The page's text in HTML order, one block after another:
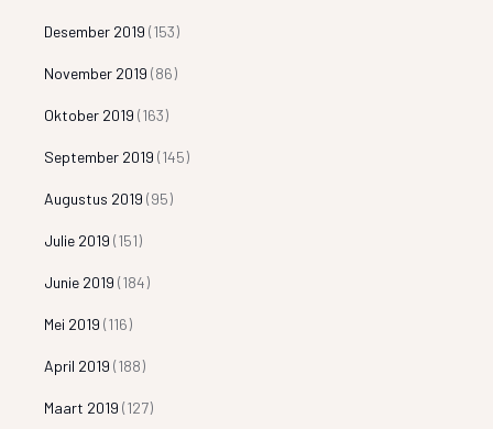
Desember 2019 (153)
November 2019 (86)
Oktober 2019 (163)
September 2019 (145)
Augustus 2019 (95)
Julie 2019 (151)
Junie 2019 (184)
Mei 2019 (116)
April 2019 (188)
Maart 2019 (127)